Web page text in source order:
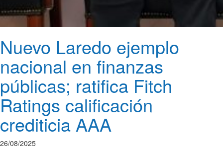
Nuevo Laredo ejemplo
nacional en finanzas
públicas; ratifica Fitch
Ratings calificación
crediticia AAA
26/08/2025